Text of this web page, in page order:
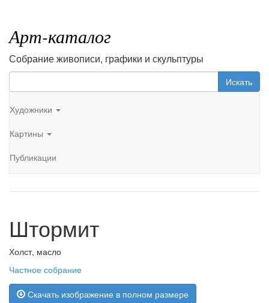
Арт-каталог
Собрание живописи, графики и скульптуры
Искать
Художники
Картины
Публикации
Штормит
Холст, масло
Частное собрание
Скачать изображение в полном размере